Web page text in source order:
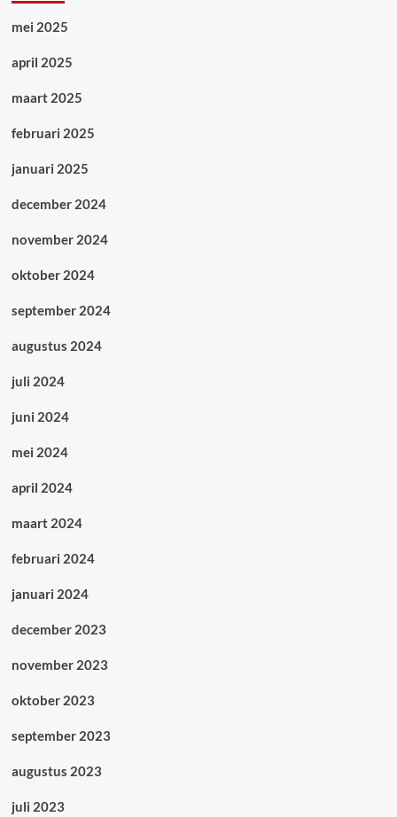
mei 2025
april 2025
maart 2025
februari 2025
januari 2025
december 2024
november 2024
oktober 2024
september 2024
augustus 2024
juli 2024
juni 2024
mei 2024
april 2024
maart 2024
februari 2024
januari 2024
december 2023
november 2023
oktober 2023
september 2023
augustus 2023
juli 2023